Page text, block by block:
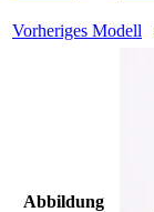
Vorheriges Modell
Abbildung